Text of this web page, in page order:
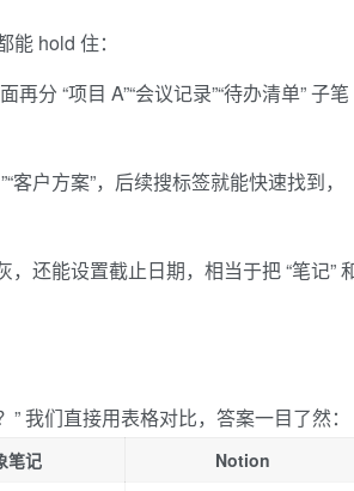
hold 住：
分 “项目 A”“会议记录”“待办清单” 子笔
户方案”，后续搜标签就能快速找到，
还能设置截止日期，相当于把 “笔记”
我们直接用表格对比，答案一目了然：
笔记
Notion